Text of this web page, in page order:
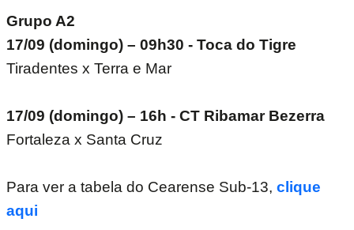
Grupo A2
17/09 (domingo) – 09h30 - Toca do Tigre
Tiradentes x Terra e Mar
17/09 (domingo) – 16h - CT Ribamar Bezerra
Fortaleza x Santa Cruz
Para ver a tabela do Cearense Sub-13, clique
aqui